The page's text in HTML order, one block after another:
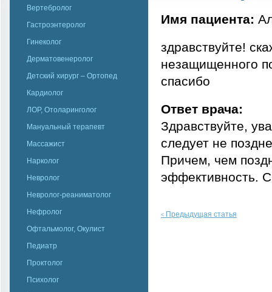
Вертебролог
Гастроэнтеролог
Гинеколог
Дерматовенеролог
Детский хирург – Ортопед
Кардиолог
ЛОР, Отоларинголог
Мануальный терапевт
Массажист
Нарколог
Невролог
Невролог-реаниматолог
Нефролог
Офтальмолог, Окулист
Педиатр
Проктолог
Психолог
Имя пациента:
здравствуйте!
незащищенного
спасибо
Ответ врача:
Здравствуйте,
следует не
Причем, чем
эффективность.
< Предыдущая статья